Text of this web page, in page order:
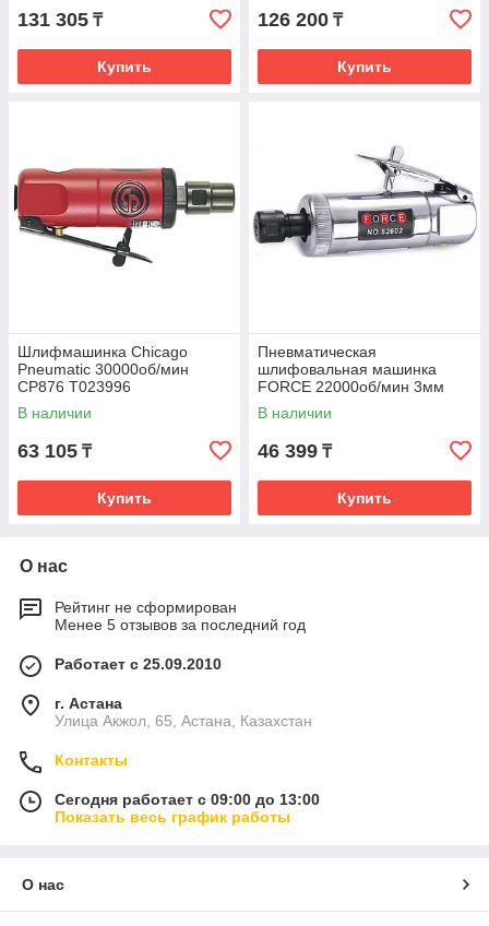
131 305 ₸
Купить
126 200 ₸
Купить
Шлифмашинка Chicago
Pneumatic 30000об/мин
CP876 T023996
В наличии
63 105 ₸
Купить
Пневматическая
шлифовальная машинка
FORCE 22000об/мин 3мм
6мм 1/8"1/4" 82602
В наличии
46 399 ₸
Купить
О нас
Рейтинг не сформирован
Менее 5 отзывов за последний год
Работает с 25.09.2010
г. Астана
Улица Акжол, 65, Астана, Казахстан
Контакты
Сегодня работает с 09:00 до 13:00
Показать весь график работы
О нас